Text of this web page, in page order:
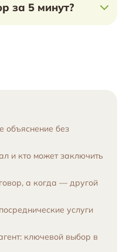
за 5 минут?
объяснение без
и кто может заключить
а когда — другой
услуги
ключевой выбор в